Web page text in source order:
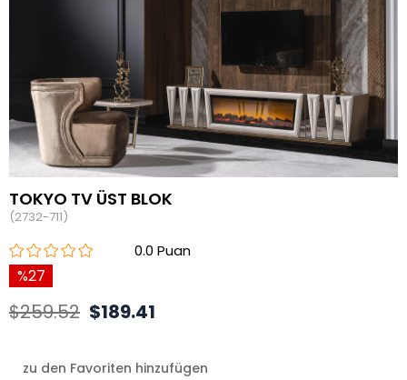
TOKYO TV ÜST BLOK
(2732-711)
0.0
27
$259.52 $189.41
zu den Favoriten hinzufügen